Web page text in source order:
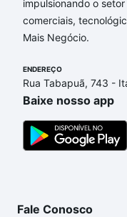
Aqui na Loft temos
Apartamentos com
custam a partir de
financiamento
adequar ao seu
dúvida dos custos
compra, veja em
impulsionando o
comerciais,
Mais Negócio.
ENDEREÇO
Rua Tabapuã, 743 -
Baixe nosso app
Fale Conosco